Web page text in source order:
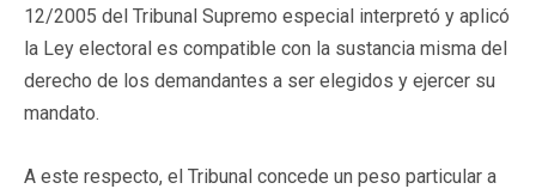
12/2005 del Tribunal Supremo especial interpretó y aplicó
la Ley electoral es compatible con la sustancia misma del
derecho de los demandantes a ser elegidos y ejercer su
mandato.
A este respecto, el Tribunal concede un peso particular a